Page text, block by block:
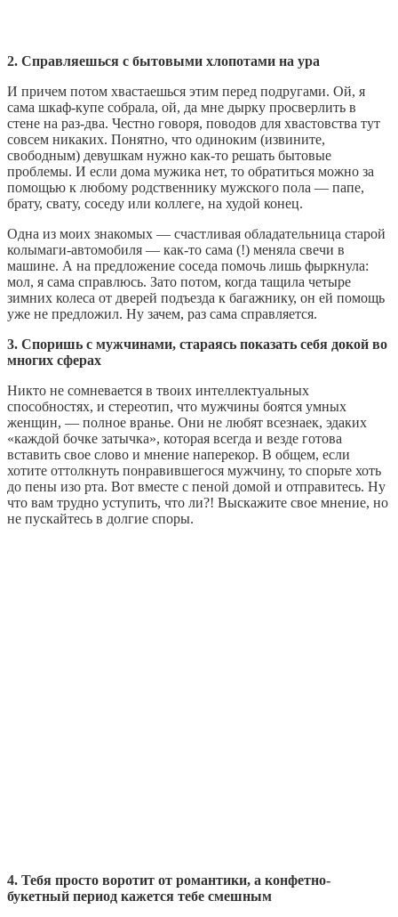
2. Справляешься с бытовыми хлопотами на ура
И причем потом хвастаешься этим перед подругами. Ой, я
сама шкаф-купе собрала, ой, да мне дырку просверлить в
стене на раз-два. Честно говоря, поводов для хвастовства тут
совсем никаких. Понятно, что одиноким (извините,
свободным) девушкам нужно как-то решать бытовые
проблемы. И если дома мужика нет, то обратиться можно за
помощью к любому родственнику мужского пола — папе,
брату, свату, соседу или коллеге, на худой конец.
Одна из моих знакомых — счастливая обладательница старой
колымаги-автомобиля — как-то сама (!) меняла свечи в
машине. А на предложение соседа помочь лишь фыркнула:
мол, я сама справлюсь. Зато потом, когда тащила четыре
зимних колеса от дверей подъезда к багажнику, он ей помощь
уже не предложил. Ну зачем, раз сама справляется.
3. Споришь с мужчинами, стараясь показать себя докой во
многих сферах
Никто не сомневается в твоих интеллектуальных
способностях, и стереотип, что мужчины боятся умных
женщин, — полное вранье. Они не любят всезнаек, эдаких
«каждой бочке затычка», которая всегда и везде готова
вставить свое слово и мнение наперекор. В общем, если
хотите оттолкнуть понравившегося мужчину, то спорьте хоть
до пены изо рта. Вот вместе с пеной домой и отправитесь. Ну
что вам трудно уступить, что ли?! Выскажите свое мнение, но
не пускайтесь в долгие споры.
4. Тебя просто воротит от романтики, а конфетно-
букетный период кажется тебе смешным